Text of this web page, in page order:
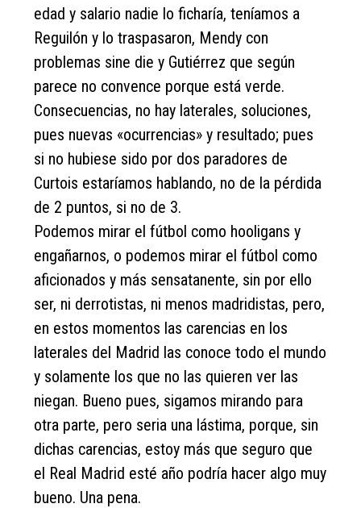
edad y salario nadie lo ficharía, teníamos a
Reguilón y lo traspasaron, Mendy con
problemas sine die y Gutiérrez que según
parece no convence porque está verde.
Consecuencias, no hay laterales, soluciones,
pues nuevas «ocurrencias» y resultado; pues
si no hubiese sido por dos paradores de
Curtois estaríamos hablando, no de la pérdida
de 2 puntos, si no de 3.
Podemos mirar el fútbol como hooligans y
engañarnos, o podemos mirar el fútbol como
aficionados y más sensatanente, sin por ello
ser, ni derrotistas, ni menos madridistas, pero,
en estos momentos las carencias en los
laterales del Madrid las conoce todo el mundo
y solamente los que no las quieren ver las
niegan. Bueno pues, sigamos mirando para
otra parte, pero seria una lástima, porque, sin
dichas carencias, estoy más que seguro que
el Real Madrid esté año podría hacer algo muy
bueno. Una pena.